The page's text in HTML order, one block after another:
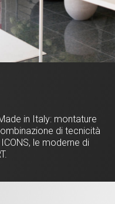
in Italy: montature
di tecnicità
le moderne di